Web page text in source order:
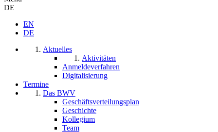
DE
EN
DE
Aktuelles
Aktivitäten
Anmeldeverfahren
Digitalisierung
Termine
Das BWV
Geschäftsverteilungsplan
Geschichte
Kollegium
Team